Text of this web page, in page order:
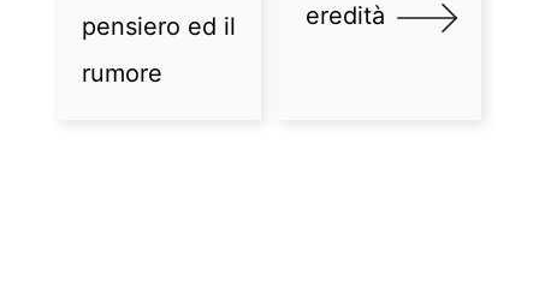
pensiero ed il
rumore
eredità